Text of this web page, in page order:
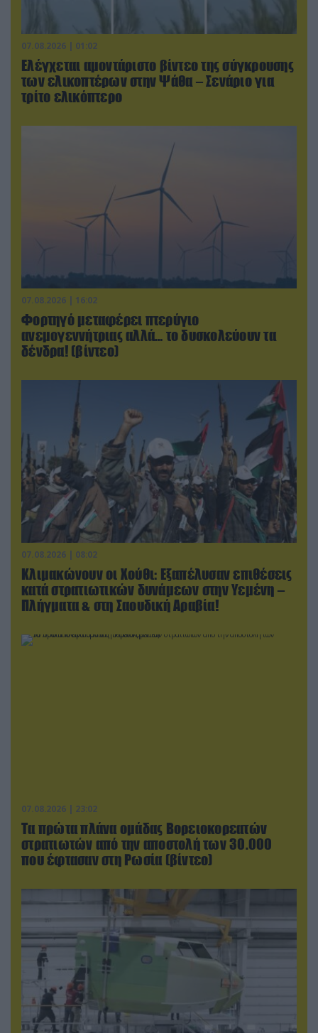
07.08.2026 | 01:02
Ελέγχεται αμοντάριστο βίντεο της σύγκρουσης
των ελικοπτέρων στην Ψάθα – Σενάριο για
τρίτο ελικόπτερο
07.08.2026 | 16:02
Φορτηγό μεταφέρει πτερύγιο
ανεμογεννήτριας αλλά… το δυσκολεύουν τα
δένδρα! (βίντεο)
07.08.2026 | 08:02
Κλιμακώνουν οι Χούθι: Eξαπέλυσαν επιθέσεις
κατά στρατιωτικών δυνάμεων στην Υεμένη –
Πλήγματα & στη Σαουδική Αραβία!
07.08.2026 | 23:02
Τα πρώτα πλάνα ομάδας Βορειοκορεατών
στρατιωτών από την αποστολή των 30.000
που έφτασαν στη Ρωσία (βίντεο)